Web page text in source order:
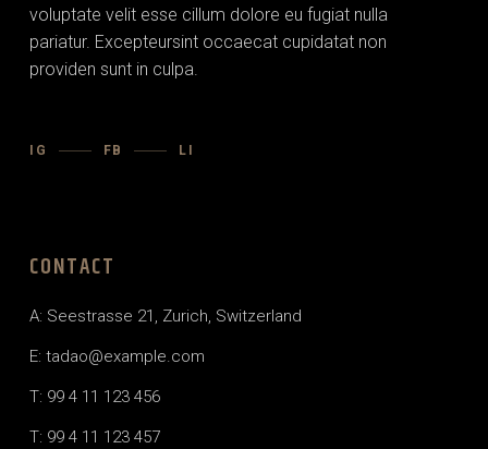
voluptate velit esse cillum dolore eu fugiat nulla
pariatur. Excepteursint occaecat cupidatat non
providen sunt in culpa.
IG FB LI
CONTACT
A: Seestrasse 21, Zurich, Switzerland
E: tadao@example.com
T: 99 4 11 123 456
T: 99 4 11 123 457